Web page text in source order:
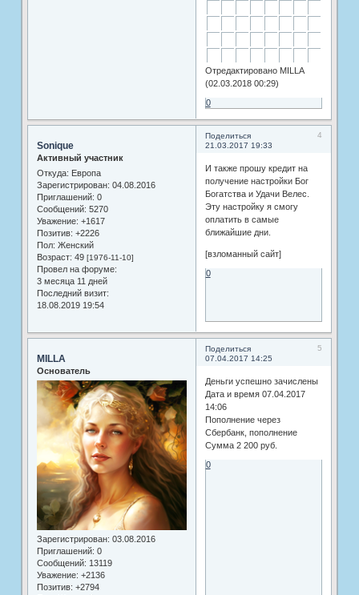
Отредактировано MILLA
(02.03.2018 00:29)
0
Поделиться
4
21.03.2017 19:33
Sonique
Активный участник
Откуда: Европа
Зарегистрирован: 04.08.2016
Приглашений: 0
Сообщений: 5270
Уважение: +1617
Позитив: +2226
Пол: Женский
Возраст: 49 [1976-11-10]
Провел на форуме:
3 месяца 11 дней
Последний визит:
18.08.2019 19:54
И также прошу кредит на
получение настройки Бог
Богатства и Удачи Велес.
Эту настройку я смогу
оплатить в самые
ближайшие дни.
[взломанный сайт]
0
Поделиться
5
07.04.2017 14:25
MILLA
Основатель
Зарегистрирован: 03.08.2016
Приглашений: 0
Сообщений: 13119
Уважение: +2136
Позитив: +2794
Деньги успешно зачислены
Дата и время 07.04.2017
14:06
Пополнение через
Сбербанк, пополнение
Сумма 2 200 руб.
0